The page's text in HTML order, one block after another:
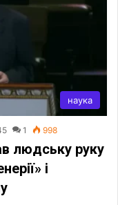
наука
1 998
людську руку
і